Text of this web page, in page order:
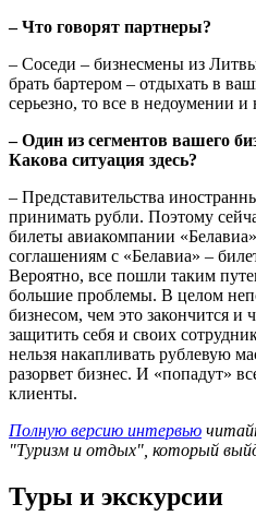
– Что говорят партнеры?
– Соседи – бизнесмены из
брать бартером – отдыхать в
серьезно, то все в недоумении
– Один из сегментов вашего
Какова ситуация здесь?
– Представительства
принимать рубли. Поэтому
билеты авиакомпании
соглашениям с «Белавиа» –
Вероятно, все пошли таким
большие проблемы. В целом
бизнесом, чем это закончится и
защитить себя и своих
нельзя накапливать рублевую
разорвет бизнес. И «попадут»
клиенты.
Полную версию интервью
"Туризм и отдых", который
Туры и экскурсии